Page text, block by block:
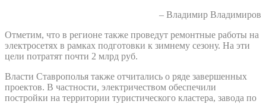
– Владимир Владимиров
Отметим, что в регионе также проведут ремонтные работы на
электросетях в рамках подготовки к зимнему сезону. На эти
цели потратят почти 2 млрд руб.
Власти Ставрополья также отчитались о ряде завершенных
проектов. В частности, электричеством обеспечили
постройки на территории туристического кластера, завода по